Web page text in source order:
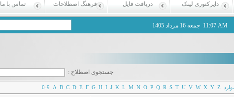
دایرکتوری لینک دریافت فایل فرهنگ اصطلاحات تماس با ما
جمعه 16 مرداد 1405 11:07 AM
جستجوی اصطلاح :
0-9 A B C D E F G H I J K L M N O P Q R S T U V W X Y Z